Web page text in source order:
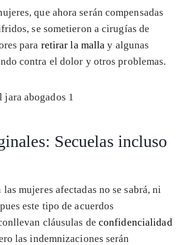
que ahora serán compensadas
se sometieron a cirugías de
para retirar la malla y algunas
contra el dolor y otros problemas.
Secuelas incluso
mujeres afectadas no se sabrá, ni
este tipo de acuerdos
cláusulas de confidencialidad
las indemnizaciones serán